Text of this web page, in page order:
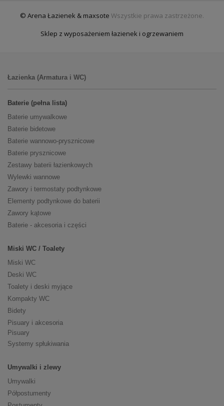
© Arena Łazienek & maxsote Wszystkie prawa zastrzeżone.
Sklep z wyposażeniem łazienek i ogrzewaniem
Łazienka (Armatura i WC)
Baterie (pełna lista)
Baterie umywalkowe
Baterie bidetowe
Baterie wannowo-prysznicowe
Baterie prysznicowe
Zestawy baterii łazienkowych
Wylewki wannowe
Zawory i termostaty podtynkowe
Elementy podtynkowe do baterii
Zawory kątowe
Baterie - akcesoria i części
Miski WC / Toalety
Miski WC
Deski WC
Toalety i deski myjące
Kompakty WC
Bidety
Pisuary i akcesoria
Pisuary
Systemy spłukiwania
Umywalki i zlewy
Umywalki
Półpostumenty